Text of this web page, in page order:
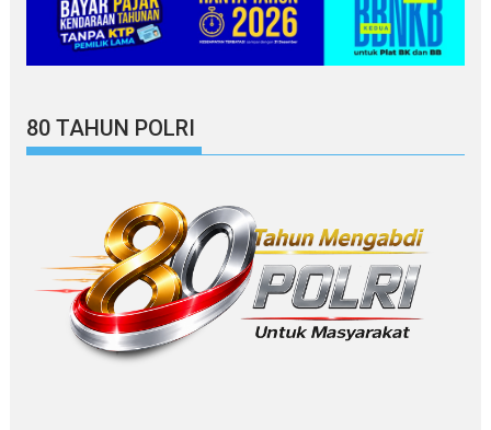
80 TAHUN POLRI